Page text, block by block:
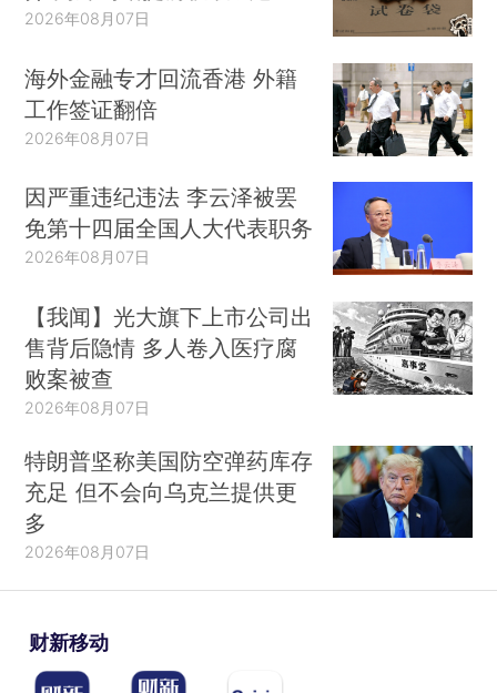
2026年08月07日
海外金融专才回流香港 外籍
工作签证翻倍
2026年08月07日
因严重违纪违法 李云泽被罢
免第十四届全国人大代表职务
2026年08月07日
【我闻】光大旗下上市公司出
售背后隐情 多人卷入医疗腐
败案被查
2026年08月07日
特朗普坚称美国防空弹药库存
充足 但不会向乌克兰提供更
多
2026年08月07日
财新移动